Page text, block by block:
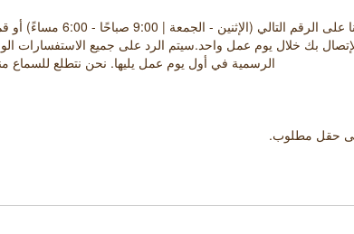
- الجمعة | 9:00 صباحًا - 6:00 مساءً) أو قم بتعبأة معلوماتك في الإستمارة أدناه
بك خلال يوم عمل واحد.سيتم الرد على جميع الاستفسارات
الرسمية في أول يوم عمل يليها. نحن نتطلع للسماع
حقل مطلوب.